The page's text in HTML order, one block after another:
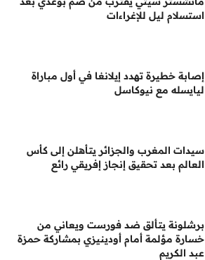
استسلام ليل للإغراءات
إصابة خطيرة تهدد إيلانغا في أول مباراة
ليايسله مع نيوكاسل
سيدات المغرب والجزائر يتأهلن إلى كأس
العالم بعد تحقيق إنجاز إفريقي رائع
برشلونة يتألق ضد فورست ويعاني من
خسارة مؤلمة أمام أودينيزي بمشاركة حمزة
عبد الكريم